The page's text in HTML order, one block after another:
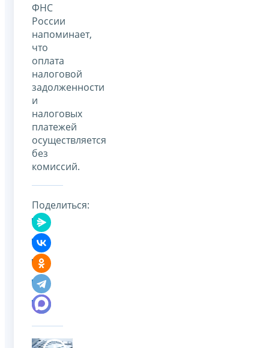
ФНС
России
напоминает,
что
оплата
налоговой
задолженности
и
налоговых
платежей
осуществляется
без
комиссий.
Поделиться: